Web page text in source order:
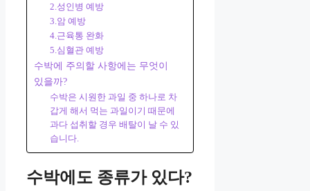
2.성인병 예방
3.암 예방
4.근육통 완화
5.심혈관 예방
수박에 주의할 사항에는 무엇이
있을까?
수박은 시원한 과일 중 하나로 차
갑게 해서 먹는 과일이기 때문에
과다 섭취할 경우 배탈이 날 수 있
습니다.
수박에도 종류가 있다?